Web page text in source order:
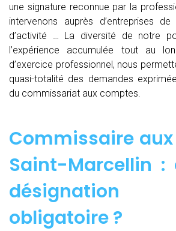
une signature reconnue par la
intervenons auprès d’entreprises
d’activité … La diversité de notre
l’expérience accumulée tout au
d’exercice professionnel, nous
quasi-totalité des demandes
du commissariat aux comptes.
Commissaire
Saint-Marcellin :
désignation
obligatoire ?